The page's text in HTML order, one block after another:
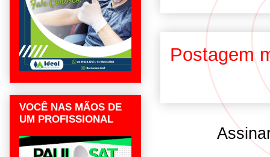
Postagem
VOCÊ NAS MÃOS DE
UM PROFISSIONAL